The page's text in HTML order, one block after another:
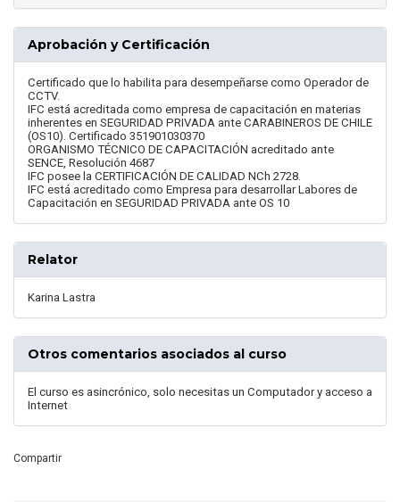
Aprobación y Certificación
Certificado que lo habilita para desempeñarse como Operador de
CCTV.
IFC está acreditada como empresa de capacitación en materias
inherentes en SEGURIDAD PRIVADA ante CARABINEROS DE CHILE
(OS10). Certificado 351901030370
ORGANISMO TÉCNICO DE CAPACITACIÓN acreditado ante
SENCE, Resolución 4687
IFC posee la CERTIFICACIÓN DE CALIDAD NCh 2728.
IFC está acreditado como Empresa para desarrollar Labores de
Capacitación en SEGURIDAD PRIVADA ante OS 10
Relator
Karina Lastra
Otros comentarios asociados al curso
El curso es asincrónico, solo necesitas un Computador y acceso a
Internet
Compartir